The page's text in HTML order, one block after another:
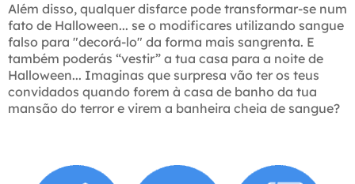
Além disso, qualquer disfarce pode transformar-se num
fato de Halloween... se o modificares utilizando sangue
falso para "decorá-lo" da forma mais sangrenta. E
também poderás “vestir” a tua casa para a noite de
Halloween... Imaginas que surpresa vão ter os teus
convidados quando forem à casa de banho da tua
mansão do terror e virem a banheira cheia de sangue?